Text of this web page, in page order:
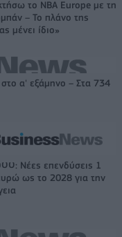
το ΝΒΑ Europe με τη
– Το πλάνο της
μένει ίδιο»
α' εξάμηνο – Στα 734
Νέες επενδύσεις 1
ως το 2028 για την